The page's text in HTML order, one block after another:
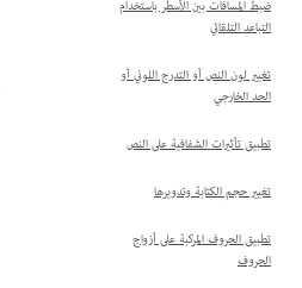
ضبط المسافات بين الأسطر باستخدام
التباعد التلقائي
تغيير لون النص أو التدرج اللوني أو
الحد الخارجي
تطبيق تأثيرات الشفافية على النص
تغيير حجم الكتابة وتدويرها
تطبيق الحروف المركبة على أزواج
الحروف